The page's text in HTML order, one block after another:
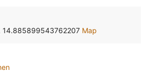
Map